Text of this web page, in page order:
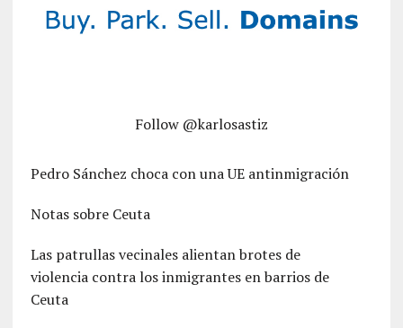
Follow @karlosastiz
Pedro Sánchez choca con una UE antinmigración
Notas sobre Ceuta
Las patrullas vecinales alientan brotes de
violencia contra los inmigrantes en barrios de
Ceuta